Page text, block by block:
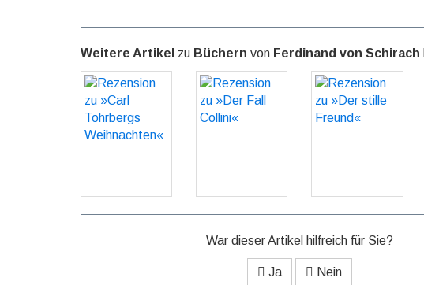
Weitere Artikel zu Büchern von Ferdinand von Schirach
Rezension zu
»Carl
Tohrbergs
Weihnachten«
Rezension zu
»Der Fall
Collini«
Rezension zu
»Der stille
Freund«
War dieser Artikel hilfreich für Sie?
Ja Nein